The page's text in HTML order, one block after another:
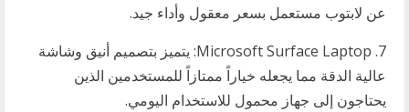
عن لابتوب مستعمل بسعر معقول وأداء جيد.
7. Microsoft Surface Laptop: يتميز بتصميم أنيق وشاشة
عالية الدقة مما يجعله خياراً ممتازاً للمستخدمين الذين
يحتاجون إلى جهاز محمول للاستخدام اليومي.